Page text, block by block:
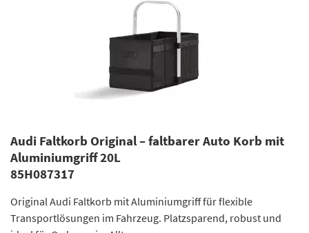
Audi Faltkorb Original – faltbarer Auto Korb mit
Aluminiumgriff 20L
85H087317
Original Audi Faltkorb mit Aluminiumgriff für flexible
Transportlösungen im Fahrzeug. Platzsparend, robust und